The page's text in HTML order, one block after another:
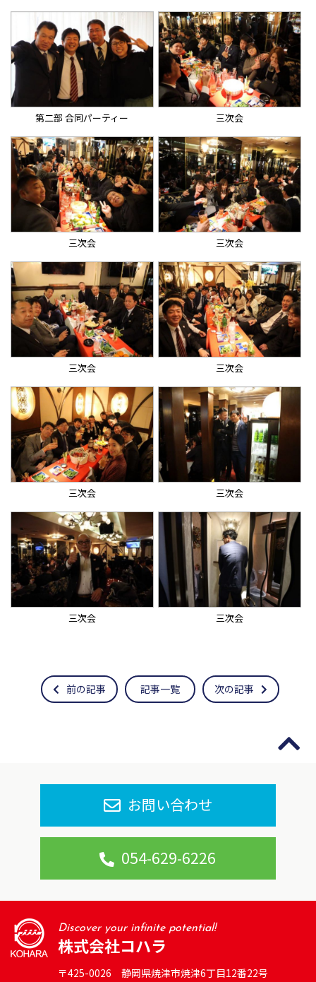
第二部 合同パーティー 三次会
三次会 三次会
三次会 三次会
三次会 三次会
三次会 三次会
前の記事 記事一覧 次の記事
お問い合わせ
054-629-6226
Discover your infinite potential!
株式会社コハラ
〒425-0026 静岡県焼津市焼津6丁目12番22号